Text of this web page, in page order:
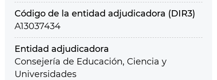
Código de la entidad adjudicadora (DIR3)
A13037434
Entidad adjudicadora
Consejería de Educación, Ciencia y
Universidades